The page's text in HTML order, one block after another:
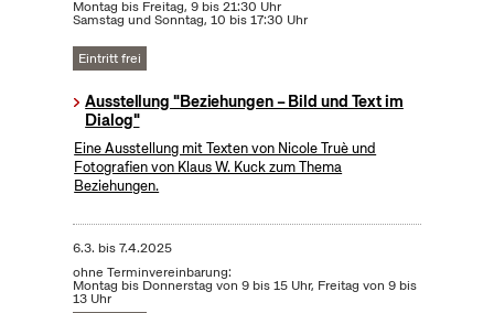
Montag bis Freitag, 9 bis 21:30 Uhr
Samstag und Sonntag, 10 bis 17:30 Uhr
Eintritt frei
Ausstellung "Beziehungen – Bild und Text im
Dialog"
Eine Ausstellung mit Texten von Nicole Truè und
Fotografien von Klaus W. Kuck zum Thema
Beziehungen.
6.3. bis7.4.2025
ohne Terminvereinbarung:
Montag bis Donnerstag von 9 bis 15 Uhr, Freitag von 9 bis
13 Uhr